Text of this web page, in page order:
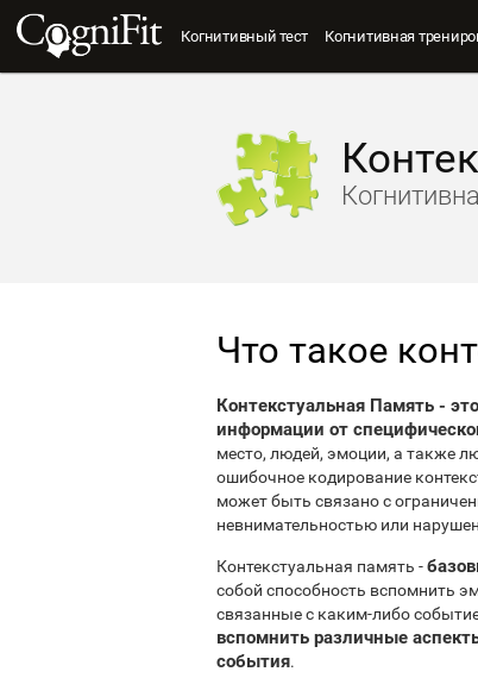
Когнитивный тест Когнитивная
Что такое
Контекстуальная Память -
информации от
место, людей, эмоции, а также
ошибочное кодирование
может быть связано с
невнимательностью или
Контекстуальная память -
собой способность вспомнить
связанные с каким-либо
вспомнить различные
события.